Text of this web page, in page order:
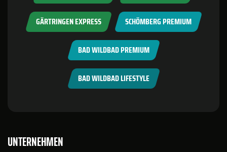
GÄRTRINGEN EXPRESS SCHÖMBERG PREMIUM
BAD WILDBAD PREMIUM
BAD WILDBAD LIFESTYLE
UNTERNEHMEN